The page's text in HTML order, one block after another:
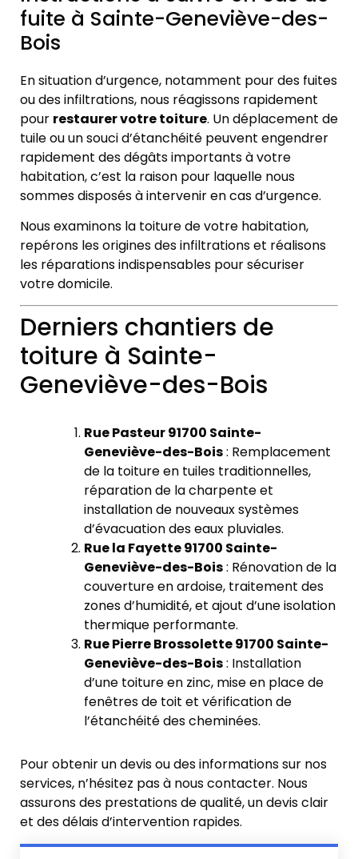
fuite à Sainte-Geneviève-des-
Bois
En situation d’urgence, notamment pour des fuites
ou des infiltrations, nous réagissons rapidement
pour restaurer votre toiture. Un déplacement de
tuile ou un souci d’étanchéité peuvent engendrer
rapidement des dégâts importants à votre
habitation, c’est la raison pour laquelle nous
sommes disposés à intervenir en cas d’urgence.
Nous examinons la toiture de votre habitation,
repérons les origines des infiltrations et réalisons
les réparations indispensables pour sécuriser
votre domicile.
Derniers chantiers de
toiture à Sainte-
Geneviève-des-Bois
Rue Pasteur 91700 Sainte-
Geneviève-des-Bois: Remplacement
de la toiture en tuiles traditionnelles,
réparation de la charpente et
installation de nouveaux systèmes
d’évacuation des eaux pluviales.
Rue la Fayette 91700 Sainte-
Geneviève-des-Bois: Rénovation de la
couverture en ardoise, traitement des
zones d’humidité, et ajout d’une isolation
thermique performante.
Rue Pierre Brossolette 91700 Sainte-
Geneviève-des-Bois: Installation
d’une toiture en zinc, mise en place de
fenêtres de toit et vérification de
l’étanchéité des cheminées.
Pour obtenir un devis ou des informations sur nos
services, n’hésitez pas à nous contacter. Nous
assurons des prestations de qualité, un devis clair
et des délais d’intervention rapides.